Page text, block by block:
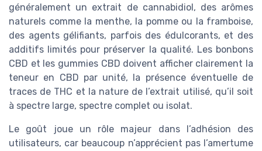
généralement un extrait de cannabidiol, des arômes
naturels comme la menthe, la pomme ou la framboise,
des agents gélifiants, parfois des édulcorants, et des
additifs limités pour préserver la qualité. Les bonbons
CBD et les gummies CBD doivent afficher clairement la
teneur en CBD par unité, la présence éventuelle de
traces de THC et la nature de l’extrait utilisé, qu’il soit
à spectre large, spectre complet ou isolat.
Le goût joue un rôle majeur dans l’adhésion des
utilisateurs, car beaucoup n’apprécient pas l’amertume